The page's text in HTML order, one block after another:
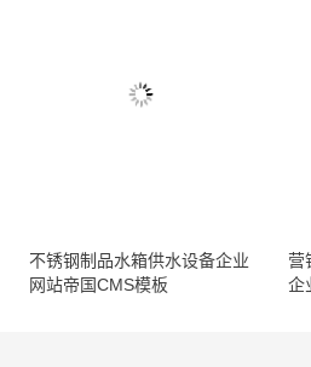
不锈钢制品水箱供水设备企业
网站帝国CMS模板
营
企